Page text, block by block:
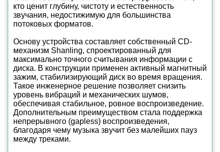
кто ценит глубину, чистоту и естественность
звучания, недостижимую для большинства
потоковых форматов.
Основу устройства составляет собственный CD-
механизм Shanling, спроектированный для
максимально точного считывания информации с
диска. В конструкции применен активный магнитный
зажим, стабилизирующий диск во время вращения.
Такое инженерное решение позволяет снизить
уровень вибраций и механических шумов,
обеспечивая стабильное, ровное воспроизведение.
Дополнительным преимуществом стала поддержка
непрерывного (gapless) воспроизведения,
благодаря чему музыка звучит без малейших пауз
между треками.